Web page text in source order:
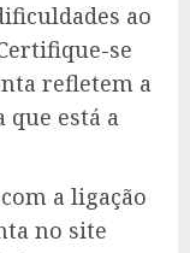
ao
se
refletem a
está a
a ligação
no site